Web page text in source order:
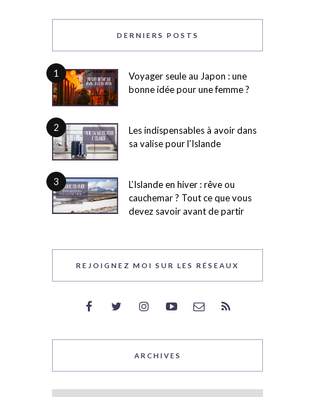
DERNIERS POSTS
1
Voyager seule au Japon : une
bonne idée pour une femme ?
2
Les indispensables à avoir dans
sa valise pour l’Islande
3
L’Islande en hiver : rêve ou
cauchemar ? Tout ce que vous
devez savoir avant de partir
REJOIGNEZ MOI SUR LES RÉSEAUX
ARCHIVES